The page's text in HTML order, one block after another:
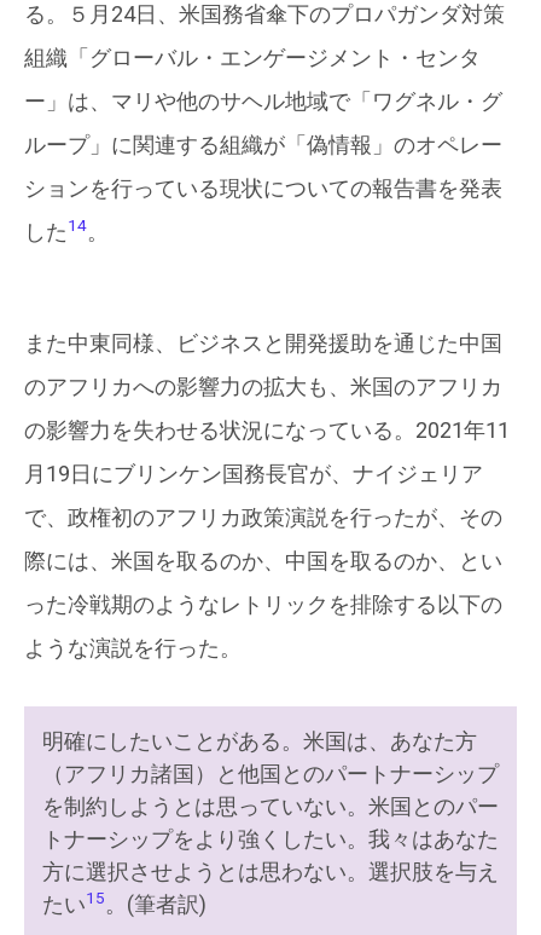
る。５月24日、米国務省傘下のプロパガンダ対策
組織「グローバル・エンゲージメント・センタ
ー」は、マリや他のサヘル地域で「ワグネル・グ
ループ」に関連する組織が「偽情報」のオペレー
ションを行っている現状についての報告書を発表
した14。
また中東同様、ビジネスと開発援助を通じた中国
のアフリカへの影響力の拡大も、米国のアフリカ
の影響力を失わせる状況になっている。2021年11
月19日にブリンケン国務長官が、ナイジェリア
で、政権初のアフリカ政策演説を行ったが、その
際には、米国を取るのか、中国を取るのか、とい
った冷戦期のようなレトリックを排除する以下の
ような演説を行った。
明確にしたいことがある。米国は、あなた方
（アフリカ諸国）と他国とのパートナーシップ
を制約しようとは思っていない。米国とのパー
トナーシップをより強くしたい。我々はあなた
方に選択させようとは思わない。選択肢を与え
たい15。(筆者訳)